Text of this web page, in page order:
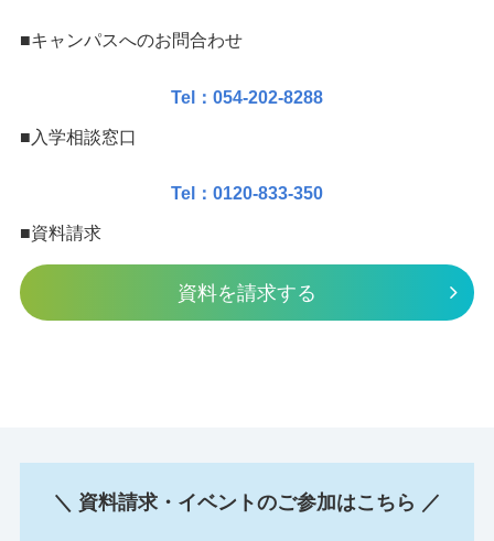
■キャンパスへのお問合わせ
Tel：054-202-8288
■入学相談窓口
Tel：0120-833-350
■資料請求
資料を請求する
＼ 資料請求・イベントのご参加はこちら ／